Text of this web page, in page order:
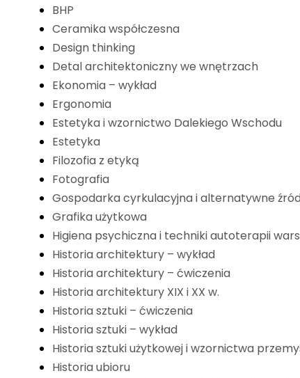
BHP
Ceramika współczesna
Design thinking
Detal architektoniczny we wnętrzach
Ekonomia – wykład
Ergonomia
Estetyka i wzornictwo Dalekiego Wschodu
Estetyka
Filozofia z etyką
Fotografia
Gospodarka cyrkulacyjna i alternatywne
Grafika użytkowa
Higiena psychiczna i techniki autoterapii
Historia architektury – wykład
Historia architektury – ćwiczenia
Historia architektury XIX i XX w.
Historia sztuki – ćwiczenia
Historia sztuki – wykład
Historia sztuki użytkowej i wzornictwa
Historia ubioru